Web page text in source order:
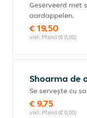
Geserveerd met
aardappelen.
€ 19,50
inkl. Pfand (€ 0,00)
Shoarma de
Se servește cu
€ 9,75
inkl. Pfand (€ 0,00)